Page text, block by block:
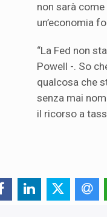
non sarà come
un’economia
“La Fed non
Powell -. So
qualcosa che
senza mai
il ricorso a